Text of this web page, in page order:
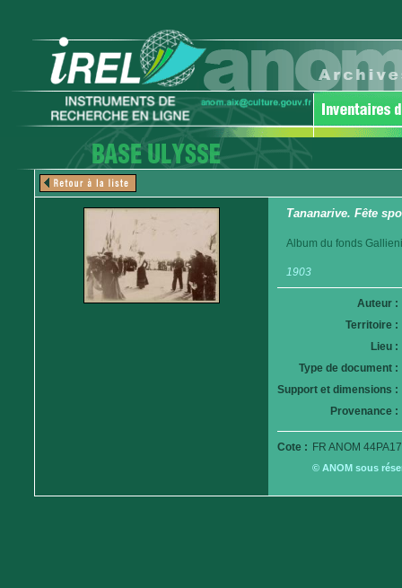
Tananarive. Fête
Album du fonds
1903
Auteur :
Territoire :
Lieu :
Type de document :
Support et dimensions :
Provenance :
Cote : FR ANOM
© ANOM sous